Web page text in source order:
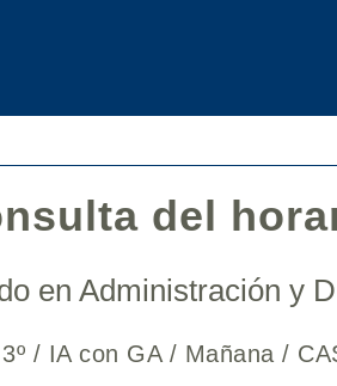
del
en Administración y
3º / IA con GA / Mañana /